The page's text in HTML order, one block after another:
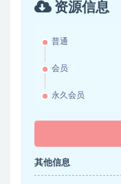
资源信息
普通
会员
永久会员
其他信息